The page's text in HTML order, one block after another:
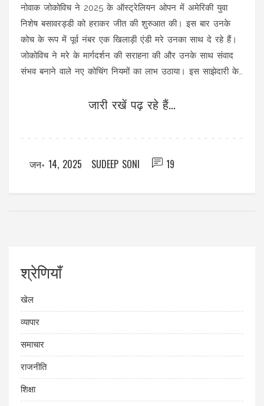
नोवाक जोकोविच ने 2025 के ऑस्ट्रेलियन ओपन में अमेरिकी युवा
निशेष बसावरड्डी को हराकर जीत की शुरुआत की। इस बार उनके
कोच के रूप में पूर्व नंबर एक खिलाड़ी एंडी मरे उनका साथ दे रहे हैं।
जोकोविच ने मरे के मार्गदर्शन की सराहना की और उनके साथ संवाद
संभव बनाने वाले नए कोचिंग नियमों का लाभ उठाया। इस साझेदारी के
जारी रखें पढ़ रहे हैं...
जन॰ 14, 2025 SUDEEP SONI 19
श्रेणियाँ
खेल
व्यापार
समाचार
राजनीति
शिक्षा